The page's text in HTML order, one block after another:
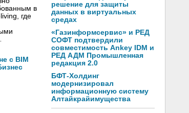
в
где
с BIM
решение для защиты
данных в виртуальных
средах
«Газинформсервис» и РЕД
СОФТ подтвердили
совместимость Ankey IDM и
РЕД АДМ Промышленная
редакция 2.0
БФТ-Холдинг
модернизировал
информационную систему
Алтайкрайимущества